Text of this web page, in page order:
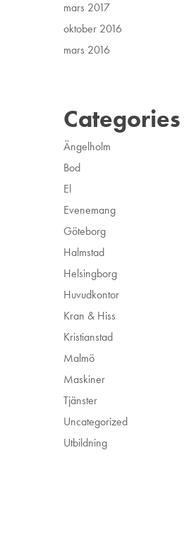
mars 2017
oktober 2016
mars 2016
Categories
Ängelholm
Bod
El
Evenemang
Göteborg
Halmstad
Helsingborg
Huvudkontor
Kran & Hiss
Kristianstad
Malmö
Maskiner
Tjänster
Uncategorized
Utbildning